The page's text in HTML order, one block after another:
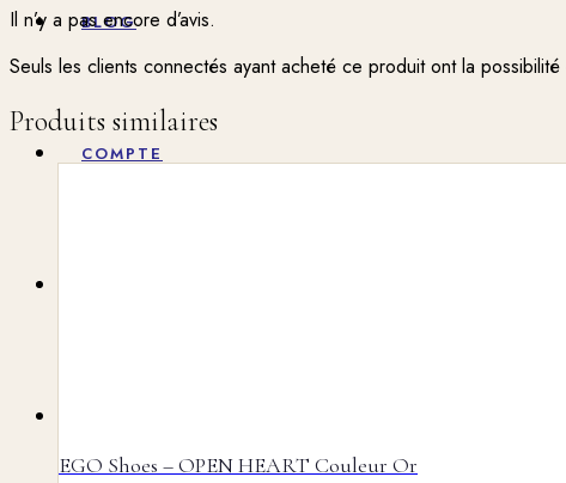
BLOG
COMPTE
Il n’y a pas encore d’avis.
Seuls les clients connectés ayant acheté ce produit ont la possibilité
Produits similaires
EGO Shoes – OPEN HEART Couleur Or